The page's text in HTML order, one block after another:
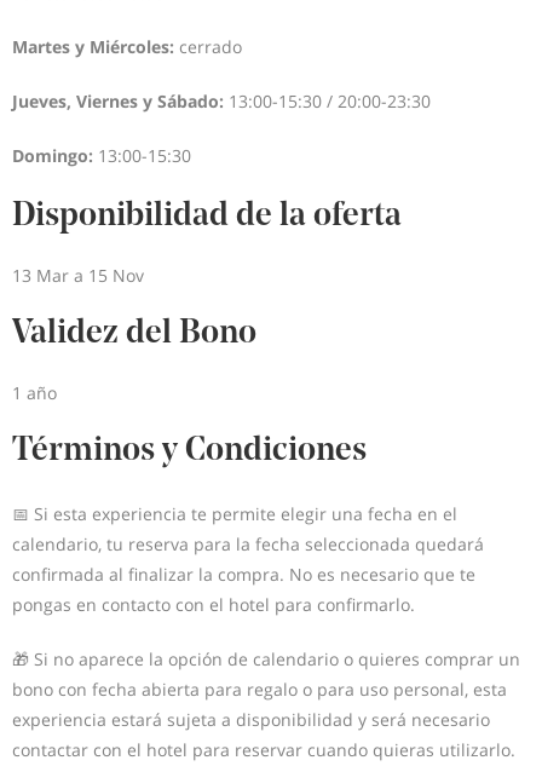
Martes y Miércoles: cerrado
Jueves, Viernes y Sábado: 13:00-15:30 / 20:00-23:30
Domingo: 13:00-15:30
Disponibilidad de la oferta
13 Mar a 15 Nov
Validez del Bono
1 año
Términos y Condiciones
📅 Si esta experiencia te permite elegir una fecha en el
calendario, tu reserva para la fecha seleccionada quedará
confirmada al finalizar la compra. No es necesario que te
pongas en contacto con el hotel para confirmarlo.
🎁 Si no aparece la opción de calendario o quieres comprar un
bono con fecha abierta para regalo o para uso personal, esta
experiencia estará sujeta a disponibilidad y será necesario
contactar con el hotel para reservar cuando quieras utilizarlo.